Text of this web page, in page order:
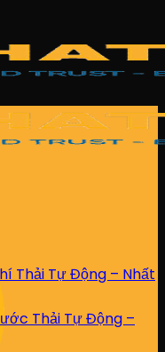
Thải Tự Động – Nhất
Thải Tự Động –